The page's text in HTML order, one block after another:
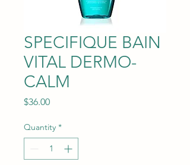
SPECIFIQUE BAIN
VITAL DERMO-
CALM
$36.00Price
Quantity *